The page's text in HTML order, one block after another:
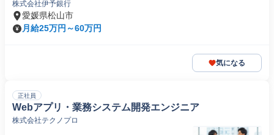
株式会社伊予銀行
愛媛県松山市
月給25万円～60万円
気になる
正社員
Webアプリ・業務システム開発エンジニア
株式会社テクノプロ